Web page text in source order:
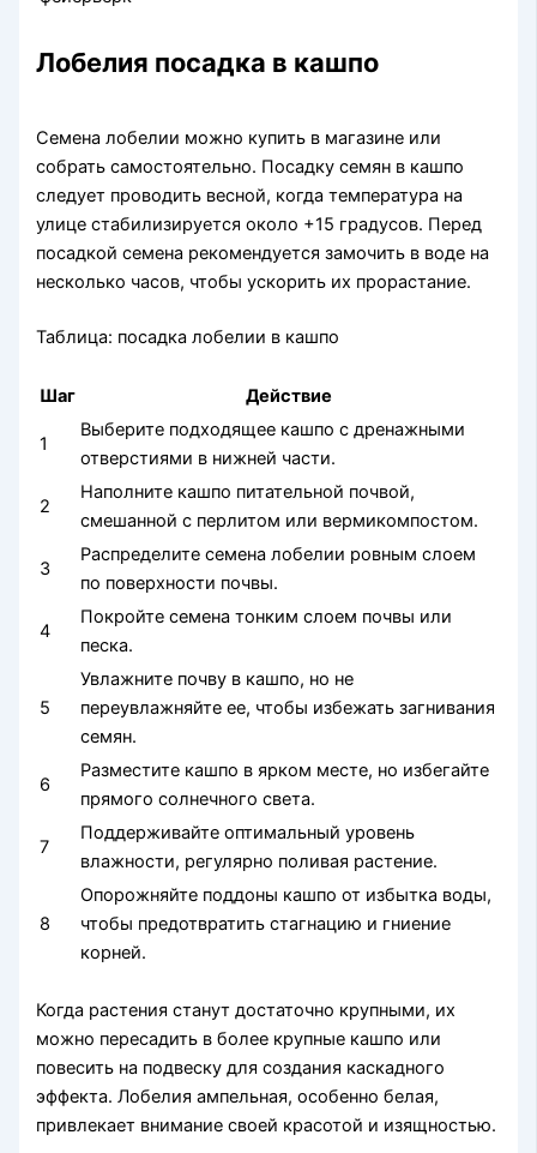
Лобелия посадка в кашпо
Семена лобелии можно купить в магазине или
собрать самостоятельно. Посадку семян в кашпо
следует проводить весной, когда температура на
улице стабилизируется около +15 градусов. Перед
посадкой семена рекомендуется замочить в воде на
несколько часов, чтобы ускорить их прорастание.
Таблица: посадка лобелии в кашпо
Шаг Действие
1
Выберите подходящее кашпо с дренажными
отверстиями в нижней части.
2
Наполните кашпо питательной почвой,
смешанной с перлитом или вермикомпостом.
3
Распределите семена лобелии ровным слоем
по поверхности почвы.
4
Покройте семена тонким слоем почвы или
песка.
5
Увлажните почву в кашпо, но не
переувлажняйте ее, чтобы избежать загнивания
семян.
6
Разместите кашпо в ярком месте, но избегайте
прямого солнечного света.
7
Поддерживайте оптимальный уровень
влажности, регулярно поливая растение.
8
Опорожняйте поддоны кашпо от избытка воды,
чтобы предотвратить стагнацию и гниение
корней.
Когда растения станут достаточно крупными, их
можно пересадить в более крупные кашпо или
повесить на подвеску для создания каскадного
эффекта. Лобелия ампельная, особенно белая,
привлекает внимание своей красотой и изящностью.